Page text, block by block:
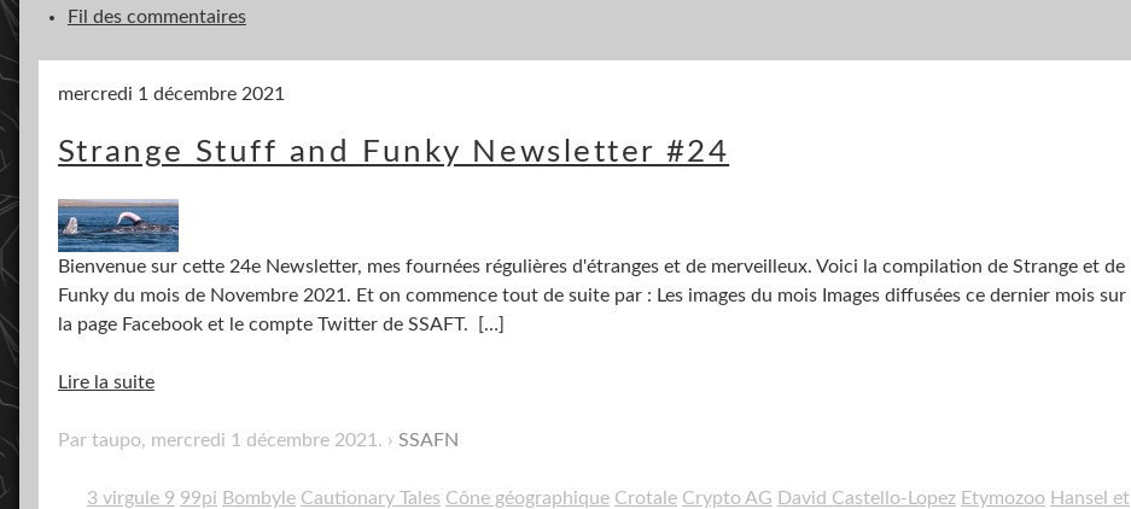
Fil des commentaires
mercredi 1 décembre 2021
Strange Stuff and Funky Newsletter #24
Bienvenue sur cette 24e Newsletter, mes fournées régulières d'étranges et de merveilleux. Voici la compilation de Strange et de
Funky du mois de Novembre 2021. Et on commence tout de suite par : Les images du mois Images diffusées ce dernier mois sur
la page Facebook et le compte Twitter de SSAFT.
[…]
Lire la suite
Par taupo, mercredi 1 décembre 2021 . SSAFN
3 virgule 9 99pi Bombyle Cautionary Tales Cône géographique Crotale Crypto AG David Castello-Lopez Etymozoo Hansel et